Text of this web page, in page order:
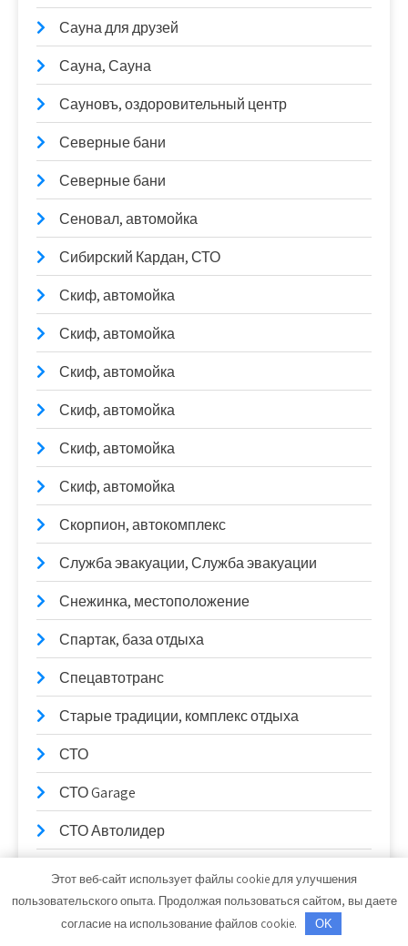
Сауна для друзей
Сауна, Сауна
Сауновъ, оздоровительный центр
Северные бани
Северные бани
Сеновал, автомойка
Сибирский Кардан, СТО
Скиф, автомойка
Скиф, автомойка
Скиф, автомойка
Скиф, автомойка
Скиф, автомойка
Скиф, автомойка
Скорпион, автокомплекс
Служба эвакуации, Служба эвакуации
Снежинка, местоположение
Спартак, база отдыха
Спецавтотранс
Старые традиции, комплекс отдыха
СТО
СТО Garage
СТО Автолидер
СТО Трембачева
Этот веб-сайт использует файлы cookie для улучшения
пользовательского опыта. Продолжая пользоваться сайтом, вы даете
согласие на использование файлов cookie.
OK